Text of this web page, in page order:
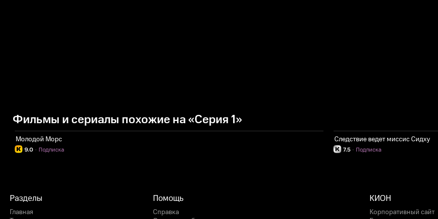
Фильмы и сериалы похожие на «Серия 1»
Молодой Морс
9.0 Подписка
·
Следствие ведет миссис Сидху
7.5 Подписка
·
Разделы
Главная
Помощь
Справка
КИОН
Корпоративный сайт